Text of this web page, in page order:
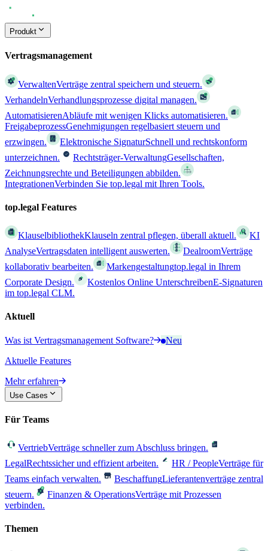
Produkt
Vertragsmanagement
VerwaltenVerträge zentral speichern und steuern.
VerhandelnVerhandlungsprozesse digital managen.
AutomatisierenAbläufe mit wenigen Klicks automatisieren.
FreigabeprozessGenehmigungen regelbasiert steuern und
erzwingen.
Elektronische SignaturSchnell und rechtskonform
unterzeichnen.
Rechtsträger-VerwaltungGesellschaften,
Zeichnungsrechte und Beteiligungen abbilden.
IntegrationenVerbinden Sie top.legal mit Ihren Tools.
top.legal Features
KlauselbibliothekKlauseln zentral pflegen, überall aktuell.
KI
AnalyseVertragsdaten intelligent auswerten. DealroomVerträge
kollaborativ bearbeiten.
Markengestaltungtop.legal in Ihrem
Corporate Design.
Kostenlos Online UnterschreibenE-Signaturen
im top.legal CLM.
Aktuell
Was ist Vertragsmanagement Software?
Neu
Aktuelle Features
Mehr erfahren
Use Cases
Für Teams
VertriebVerträge schneller zum Abschluss bringen.
LegalRechtssicher und effizient arbeiten. HR / PeopleVerträge für
Teams einfach verwalten.
BeschaffungLieferantenverträge zentral
steuern.
Finanzen & OperationsVerträge mit Prozessen
verbinden.
Themen